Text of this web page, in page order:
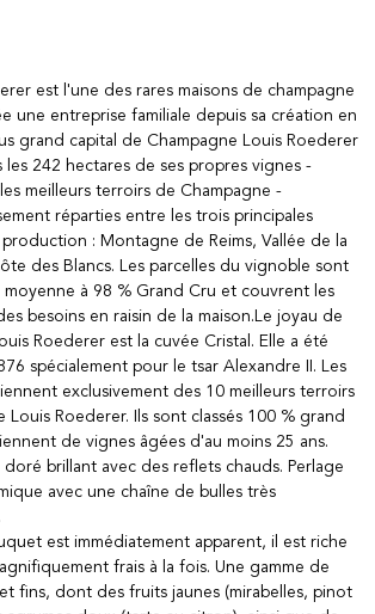
des Sablières 5 - 1242 Satigny
IDE CHE-101.716.389
Images non contractuelles
est l'une des rares maisons de champagne
une entreprise familiale depuis sa création en
grand capital de Champagne Louis Roederer
les 242 hectares de ses propres vignes -
meilleurs terroirs de Champagne -
réparties entre les trois principales
: Montagne de Reims, Vallée de la
des Blancs. Les parcelles du vignoble sont
moyenne à 98 % Grand Cru et couvrent les
besoins en raisin de la maison.Le joyau de
Roederer est la cuvée Cristal. Elle a été
spécialement pour le tsar Alexandre II. Les
exclusivement des 10 meilleurs terroirs
Louis Roederer. Ils sont classés 100 % grand
de vignes âgées d'au moins 25 ans.
brillant avec des reflets chauds. Perlage
avec une chaîne de bulles très
est immédiatement apparent, il est riche
frais à la fois. Une gamme de
fins, dont des fruits jaunes (mirabelles, pinot